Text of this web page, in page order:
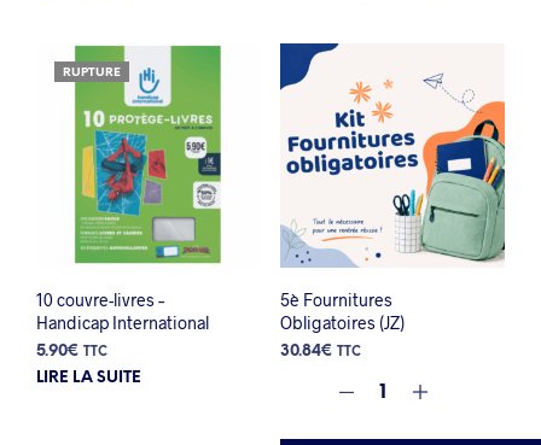
RUPTURE
10 couvre-livres –
Handicap International
5.90€ TTC
LIRE LA SUITE
5è Fournitures
Obligatoires (JZ)
30.84€ TTC